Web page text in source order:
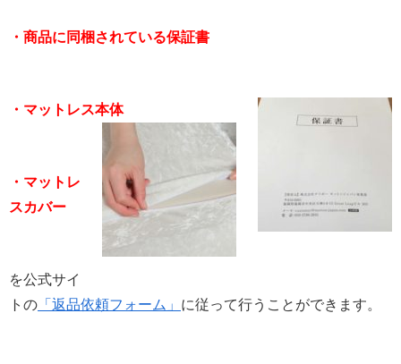
・商品に同梱されている保証書
・マットレス本体
・マットレ
スカバー
を公式サイ
トの 「返品依頼フォーム」 に従って行うことができます。